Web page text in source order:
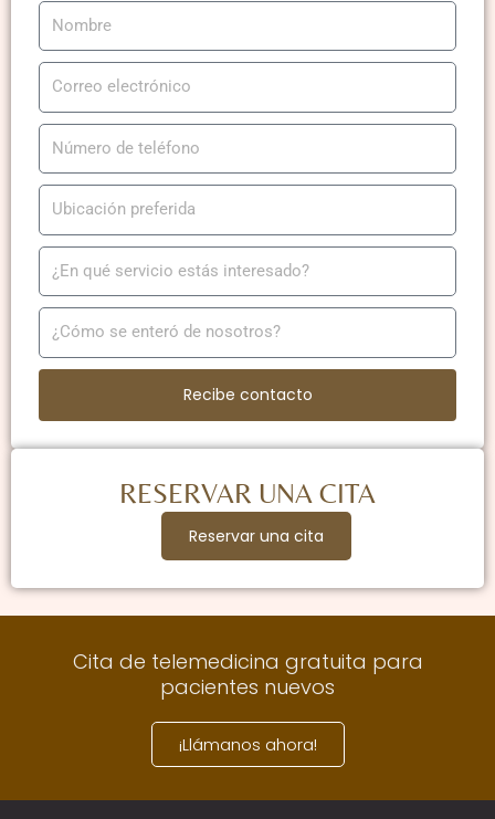
Recibe contacto
RESERVAR UNA CITA
Reservar una cita
Cita de telemedicina gratuita para
pacientes nuevos
¡Llámanos ahora!